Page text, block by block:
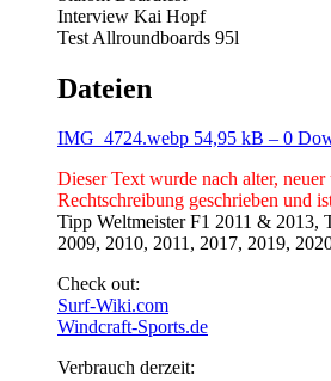
Interview Kai Hopf
Test Allroundboards 95l
Dateien
IMG_4724.webp 54,95 kB – 0
Dieser Text wurde nach alter, neuer
Rechtschreibung geschrieben und
Tipp Weltmeister F1 2011 & 2013,
2009, 2010, 2011, 2017, 2019,
Check out:
Surf-Wiki.com
Windcraft-Sports.de
Verbrauch derzeit: